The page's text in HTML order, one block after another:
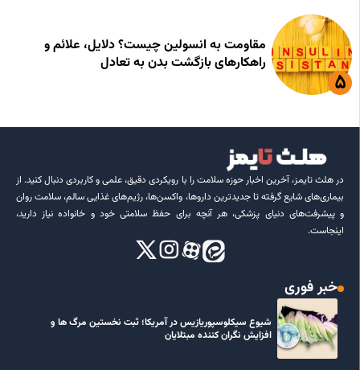
مقاومت به انسولین چیست؟ دلایل، علائم و
راهکارهای بازگشت بدن به تعادل
در هلث تایمز، آخرین اخبار حوزه سلامت را با رویکردی دقیق، علمی و کاربردی دنبال کنید. از
بیماری‌های شایع گرفته تا جدیدترین داروها، واکسن‌ها، رژیم‌های غذایی سالم، سلامت روان
و پیشرفت‌های دنیای پزشکی، هر آنچه برای حفظ سلامتی خود و خانواده نیاز دارید،
اینجاست.
خبر فوری
شیوع سیکلوسپوریازیس در آمریکا؛ ثبت نخستین مرگ ها و
افزایش نگران کننده مبتلایان